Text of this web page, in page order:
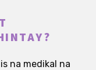
na medikal na